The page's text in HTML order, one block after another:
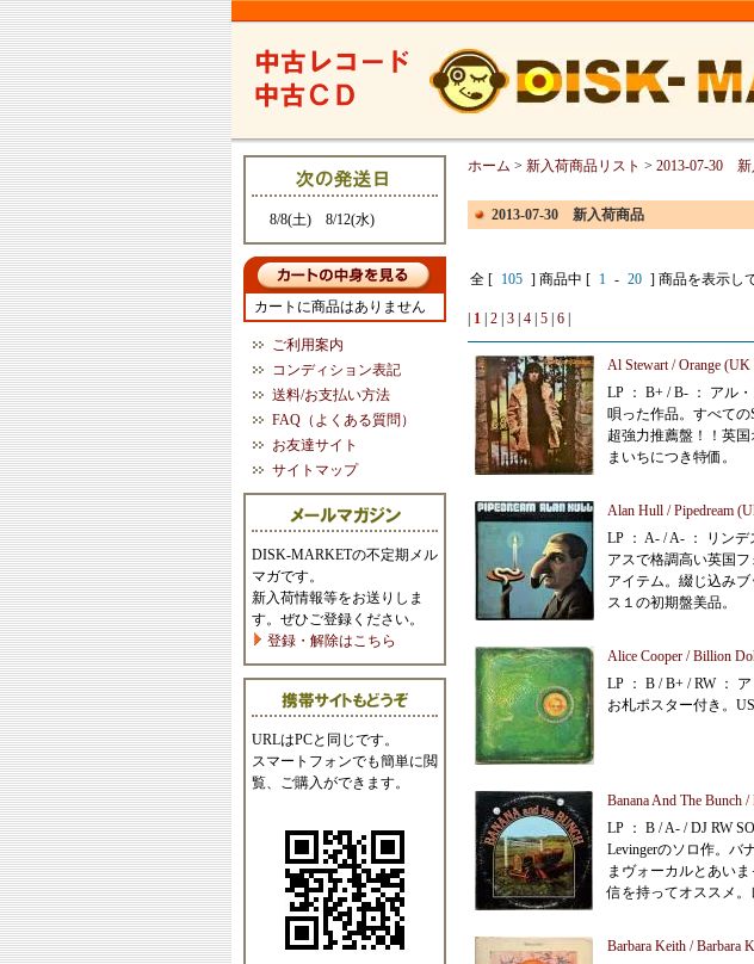
8/8(土) 8/12(水)
カートに商品はありません
ご利用案内
コンディション表記
送料/お支払い方法
FAQ（よくある質問）
お友達サイト
サイトマップ
DISK-MARKETの不定期メル
マガです。
新入荷情報等をお送りしま
す。ぜひご登録ください。
登録・解除はこちら
URLはPCと同じです。
スマートフォンでも簡単に閲
覧、ご購入ができます。
ホーム > 新入荷商品リスト > 2013-07-30 新
2013-07-30 新入荷商品
全 [ 105 ] 商品中 [ 1 - 20 ] 商品を表示し
1 2 3 4 5 6
Al Stewart / Orange
LP ： B+ / B- ： アル
唄った作品。すべての
超強力推薦盤！！英
まいちにつき特価。
Alan Hull / Pipedream
LP ： A- / A- ： リン
アスで格調高い英国
アイテム。綴じ込み
ス１の初期盤美品。
Alice Cooper / Billion
LP ： B / B+ / RW ：
お札ポスター付き。
Banana And The Bunch
LP ： B / A- / DJ RW
Levingerのソロ作。バ
まヴォーカルとあい
信を持ってオススメ。
Barbara Keith / Barbara